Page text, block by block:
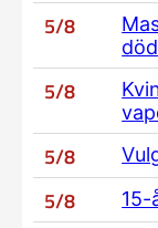
5/8
5/8
5/8
5/8 15-